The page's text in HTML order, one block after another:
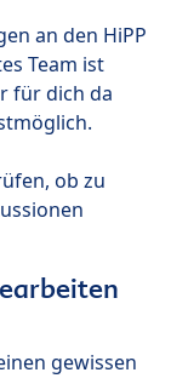
an den HiPP
Team ist
für dich da
ob zu
gewissen